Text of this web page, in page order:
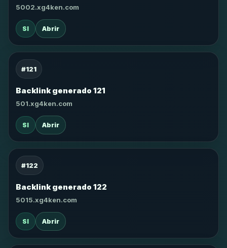
5002.xg4ken.com
SI Abrir
#121
Backlink generado 121
501.xg4ken.com
SI Abrir
#122
Backlink generado 122
5015.xg4ken.com
SI Abrir